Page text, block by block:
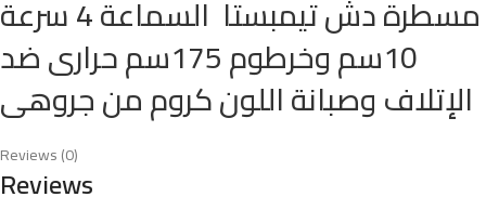
مسطرة دش تيمبستا السماعة 4 سرعة
10سم وخرطوم 175سم حرارى ضد
الإتلاف وصبانة اللون كروم من جروهى
Reviews (0)
Reviews